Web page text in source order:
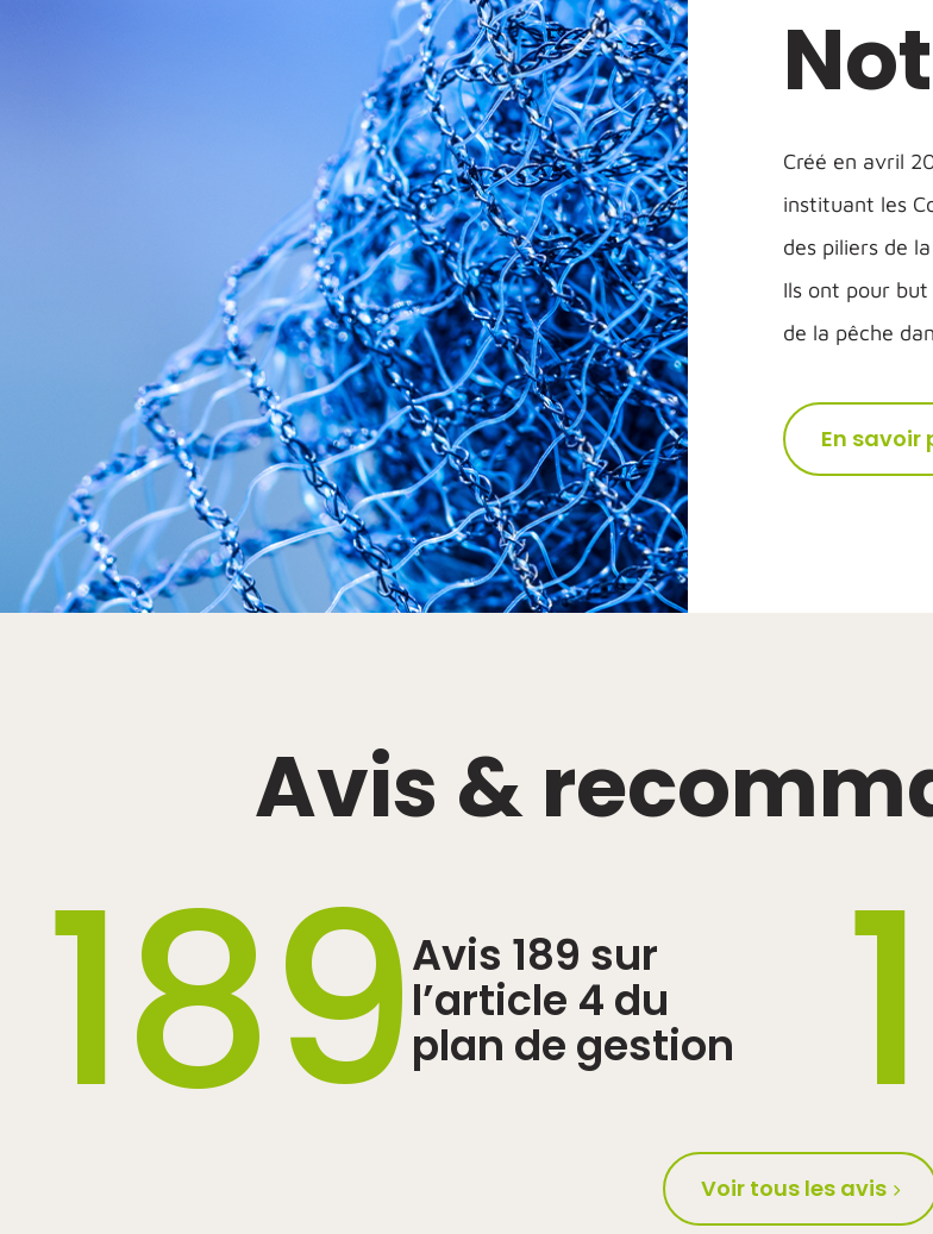
Créé en avril
instituant les
des piliers de
Ils ont pour
de la pêche
En savoir
Avis &
189Avis 189 sur
l’article 4 du
plan de gestion
Voir tous les avis